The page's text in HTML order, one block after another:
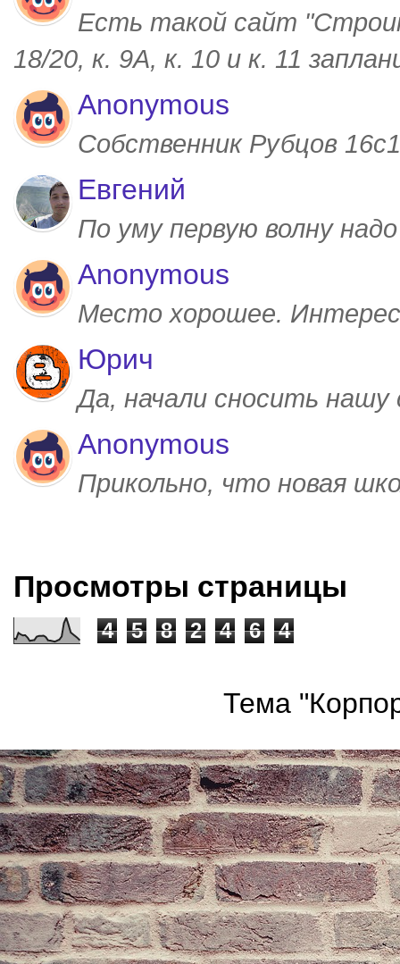
Есть такой сайт
18/20, к. 9А, к. 10 и к. 11
Anonymous
Собственник Рубцов
Евгений
По уму первую волну
Anonymous
Место хорошее.
Юрич
Да, начали сносить
Anonymous
Прикольно, что новая
Просмотры страницы
4 5 8 2 4 6 4
Тема